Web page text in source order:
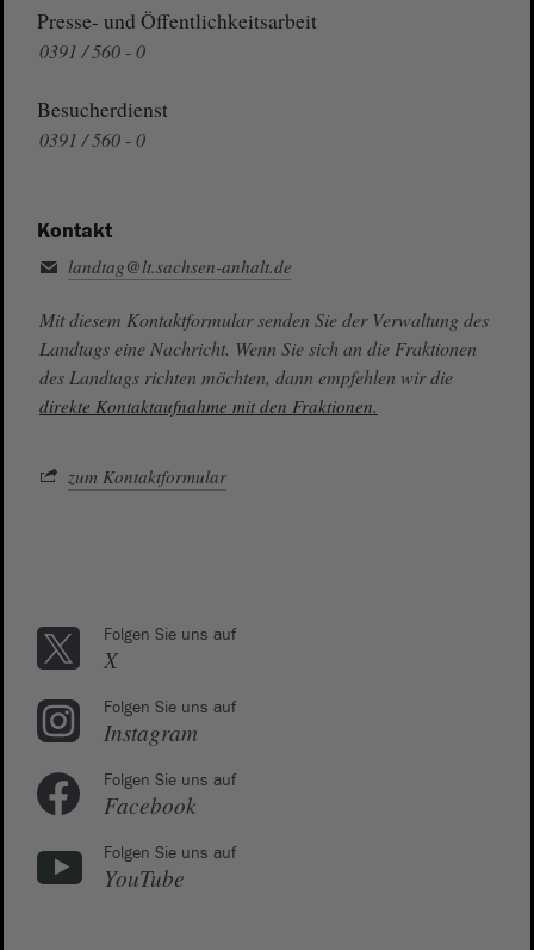
Presse- und Öffentlichkeitsarbeit
0391 / 560 - 0
Besucherdienst
0391 / 560 - 0
Kontakt
landtag@lt.sachsen-anhalt.de
Mit diesem Kontaktformular senden Sie der Verwaltung des
Landtags eine Nachricht. Wenn Sie sich an die Fraktionen
des Landtags richten möchten, dann empfehlen wir die
direkte Kontaktaufnahme mit den Fraktionen.
zum Kontaktformular
Folgen Sie uns auf
X
Folgen Sie uns auf
Instagram
Folgen Sie uns auf
Facebook
Folgen Sie uns auf
YouTube